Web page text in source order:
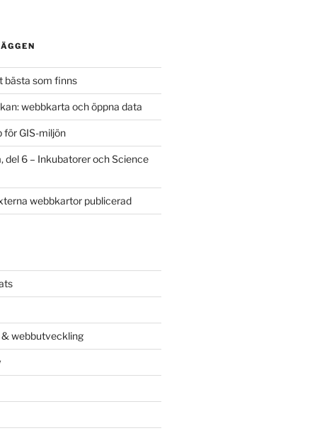
bästa som finns
webbkarta och öppna data
för GIS-miljön
del 6 – Inkubatorer och Science
webbkartor publicerad
webbutveckling